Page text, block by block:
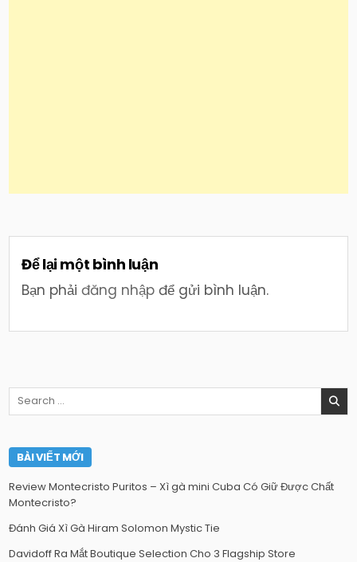
Để lại một bình luận
Bạn phảiđăng nhập để gửi bình luận.
Search
BÀI VIẾT MỚI
Review Montecristo Puritos – Xì gà mini Cuba Có Giữ Được Chất
Montecristo?
Đánh Giá Xì Gà Hiram Solomon Mystic Tie
Davidoff Ra Mắt Boutique Selection Cho 3 Flagship Store